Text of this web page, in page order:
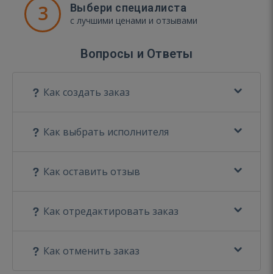
3 Выбери специалиста
с лучшими ценами и отзывами
Вопросы и Ответы
Как создать заказ
Как выбрать исполнителя
Как оставить отзыв
Как отредактировать заказ
Как отменить заказ